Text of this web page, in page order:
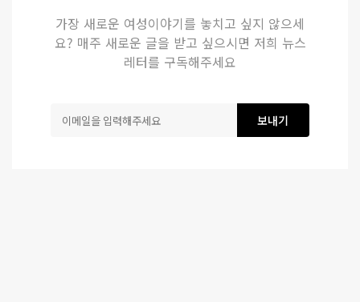
가장 새로운 여성이야기를 놓치고 싶지 않으세
요? 매주 새로운 글을 받고 싶으시면 저희 뉴스
레터를 구독해주세요
보내기